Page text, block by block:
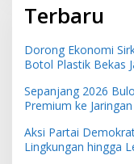
Terbaru
Dorong Ekonomi
Botol Plastik Bekas
Sepanjang 2026
Premium ke
Aksi Partai
Lingkungan hingga